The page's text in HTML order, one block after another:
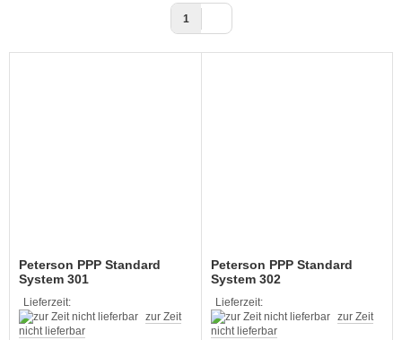
1
Peterson PPP Standard
System 301
Lieferzeit:
zur Zeit
nicht lieferbar
Peterson PPP Standard
System 302
Lieferzeit:
zur Zeit
nicht lieferbar